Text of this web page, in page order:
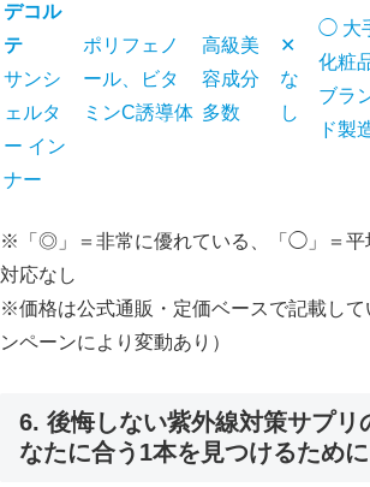
デコル
テ
サンシ
ェルタ
ー イン
ナー
ポリフェノ
ール、ビタ
ミンC誘導体
高級美
容成分
多数
✕
な
し
◯ 大
化粧
ブラ
ド製
※「◎」＝非常に優れている、「◯」＝平
対応なし
※価格は公式通販・定価ベースで記載して
ンペーンにより変動あり）
6. 後悔しない紫外線対策サプリ
なたに合う1本を見つけるために